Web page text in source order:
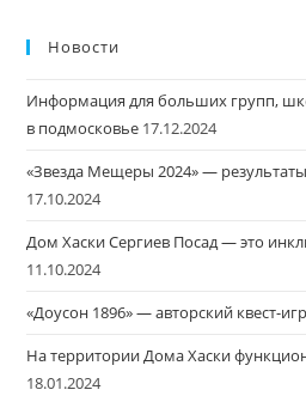
Новости
Информация для больших групп,
в подмосковье 17.12.2024
«Звезда Мещеры 2024» —
17.10.2024
Дом Хаски Сергиев Посад — это
11.10.2024
«Доусон 1896» — авторский квест-
На территории Дома Хаски
18.01.2024